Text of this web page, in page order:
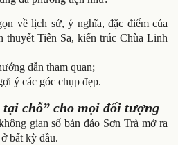
về lịch sử, ý nghĩa, đặc điểm của
thuyết Tiên Sa, kiến trúc Chùa Linh
dẫn tham quan;
ý các góc chụp đẹp.
chỗ” cho mọi đối tượng
gian số bán đảo Sơn Trà mở ra
bất kỳ đầu.